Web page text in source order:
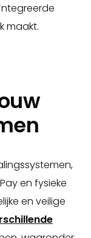
maakt.
en fysieke
en veilige